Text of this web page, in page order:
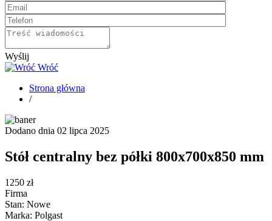
Wyślij
Wróć
Strona główna
/
Dodano dnia 02 lipca 2025
Stół centralny bez półki 800x700x850 mm
1250 zł
Firma
Stan: Nowe
Marka: Polgast